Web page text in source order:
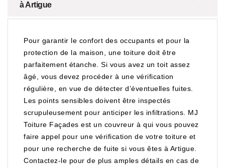
à Artigue
Pour garantir le confort des occupants et pour la
protection de la maison, une toiture doit être
parfaitement étanche. Si vous avez un toit assez
âgé, vous devez procéder à une vérification
régulière, en vue de détecter d’éventuelles fuites.
Les points sensibles doivent être inspectés
scrupuleusement pour anticiper les infiltrations. MJ
Toiture Façades est un couvreur à qui vous pouvez
faire appel pour une vérification de votre toiture et
pour une recherche de fuite si vous êtes à Artigue.
Contactez-le pour de plus amples détails en cas de